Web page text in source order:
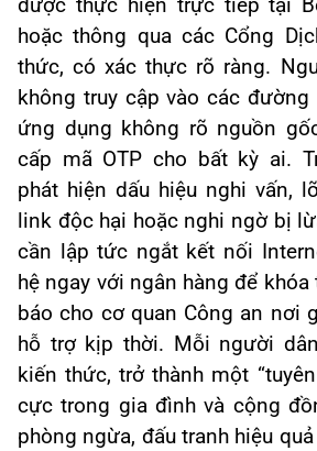
được thực hiện trực tiếp tại
hoặc thông qua các Cổng
thức, có xác thực rõ ràng.
không truy cập vào các
ứng dụng không rõ nguồn
cấp mã OTP cho bất kỳ ai.
phát hiện dấu hiệu nghi vấn,
link độc hại hoặc nghi ngờ bị
cần lập tức ngắt kết nối
hệ ngay với ngân hàng để
báo cho cơ quan Công an nơi
hỗ trợ kịp thời. Mỗi người
kiến thức, trở thành một
cực trong gia đình và cộng
phòng ngừa, đấu tranh hiệu